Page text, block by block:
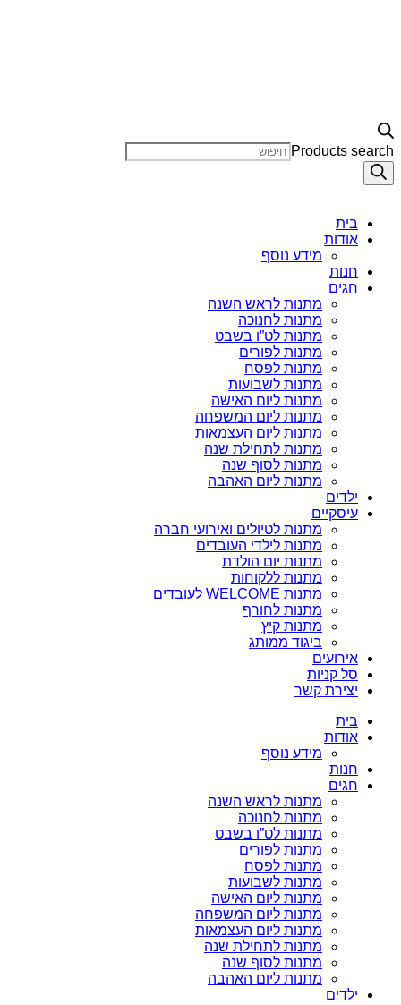
Products search
בית
אודות
מידע נוסף
חנות
חגים
מתנות לראש השנה
מתנות לחנוכה
מתנות לט”ו בשבט
מתנות לפורים
מתנות לפסח
מתנות לשבועות
מתנות ליום האישה
מתנות ליום המשפחה
מתנות ליום העצמאות
מתנות לתחילת שנה
מתנות לסוף שנה
מתנות ליום האהבה
ילדים
עיסקיים
מתנות לטיולים ואירועי חברה
מתנות לילדי העובדים
מתנות יום הולדת
מתנות ללקוחות
מתנות WELCOME לעובדים
מתנות לחורף
מתנות קיץ
ביגוד ממותג
אירועים
סל קניות
יצירת קשר
בית
אודות
מידע נוסף
חנות
חגים
מתנות לראש השנה
מתנות לחנוכה
מתנות לט”ו בשבט
מתנות לפורים
מתנות לפסח
מתנות לשבועות
מתנות ליום האישה
מתנות ליום המשפחה
מתנות ליום העצמאות
מתנות לתחילת שנה
מתנות לסוף שנה
מתנות ליום האהבה
ילדים